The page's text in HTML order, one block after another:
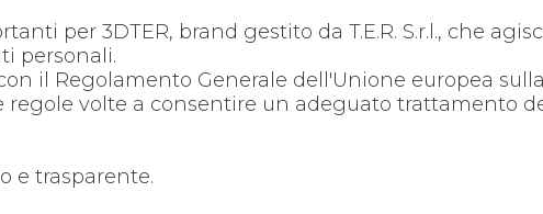
per 3DTER, brand gestito da T.E.R. S.r.l., che
personali.
il Regolamento Generale dell'Unione europea
regole volte a consentire un adeguato trattamento
e trasparente.